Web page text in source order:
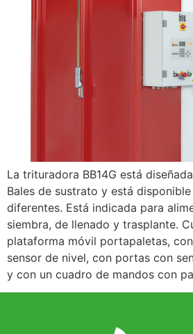
La trituradora BB14G está
Bales de sustrato y está
diferentes. Está indicada para
siembra, de llenado y trasplante.
plataforma móvil portapaletas,
sensor de nivel, con portas con
y con un cuadro de mandos con